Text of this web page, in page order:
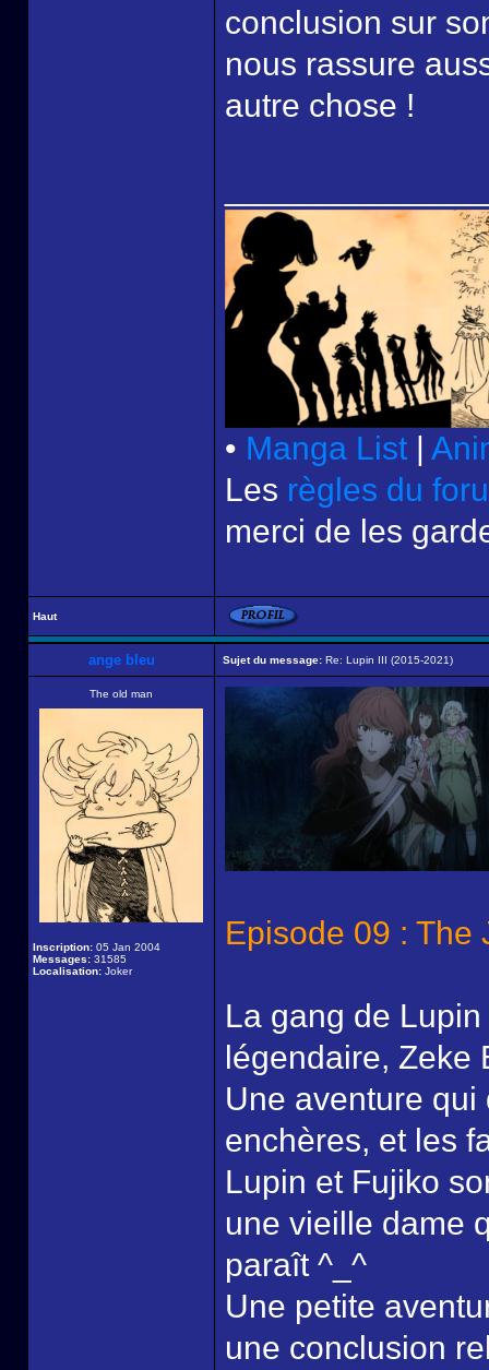
conclusion sur
nous rassure
autre chose !
• Manga List |
Les règles du
merci de les
Haut
ange bleu Sujet du message: Re: Lupin III (2015-2021)
The old man
Inscription: 05 Jan 2004
Messages: 31585
Localisation: Joker
Episode 09 : The
La gang de
légendaire, Zeke
Une aventure
enchères, et les
Lupin et Fujiko
une vieille dame
paraît ^_^
Une petite
une conclusion